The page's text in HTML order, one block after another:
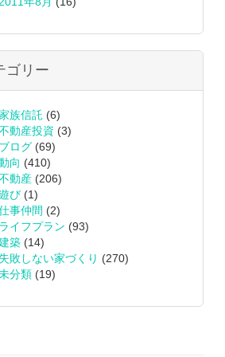
ゴリー
族信託 (6)
動産投資 (3)
ログ (69)
向 (410)
動産 (206)
び (1)
事仲間 (2)
イフプラン (93)
築 (14)
敗しない家づくり (270)
分類 (19)